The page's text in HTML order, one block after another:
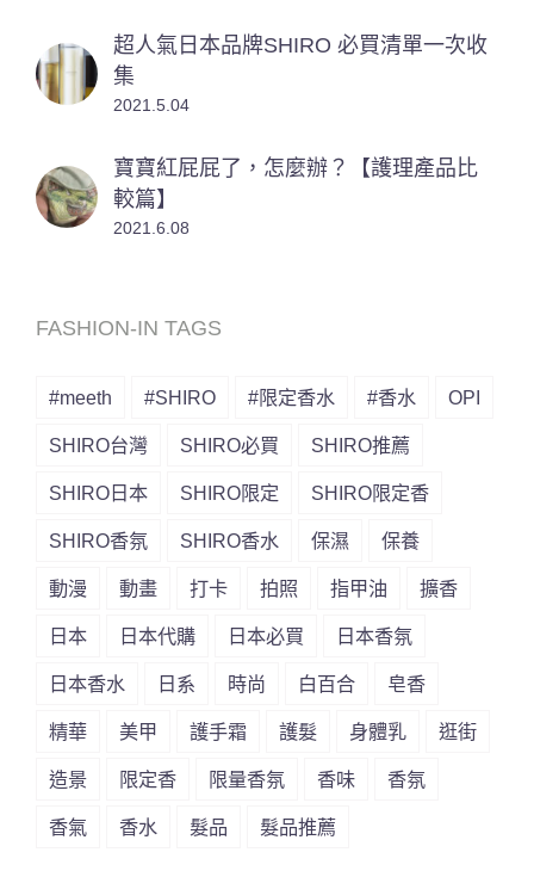
超人氣日本品牌SHIRO 必買清單一次收
集
2021.5.04
寶寶紅屁屁了，怎麼辦？【護理產品比
較篇】
2021.6.08
FASHION-IN TAGS
#meeth #SHIRO #限定香水 #香水 OPI
SHIRO台灣 SHIRO必買 SHIRO推薦
SHIRO日本 SHIRO限定 SHIRO限定香
SHIRO香氛 SHIRO香水 保濕 保養
動漫 動畫 打卡 拍照 指甲油 擴香
日本 日本代購 日本必買 日本香氛
日本香水 日系 時尚 白百合 皂香
精華 美甲 護手霜 護髮 身體乳 逛街
造景 限定香 限量香氛 香味 香氛
香氣 香水 髮品 髮品推薦